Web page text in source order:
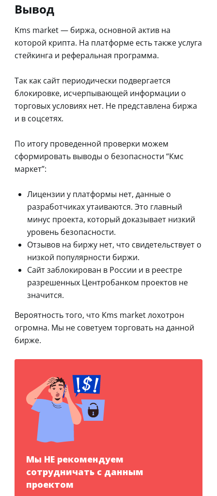
Вывод
Kms market — биржа, основной актив на
которой крипта. На платформе есть также услуга
стейкинга и реферальная программа.
Так как сайт периодически подвергается
блокировке, исчерпывающей информации о
торговых условиях нет. Не представлена биржа
и в соцсетях.
По итогу проведенной проверки можем
сформировать выводы о безопасности “Кмс
маркет”:
Лицензии у платформы нет, данные о
разработчиках утаиваются. Это главный
минус проекта, который доказывает низкий
уровень безопасности.
Отзывов на биржу нет, что свидетельствует о
низкой популярности биржи.
Сайт заблокирован в России и в реестре
разрешенных Центробанком проектов не
значится.
Вероятность того, что Kms market лохотрон
огромна. Мы не советуем торговать на данной
бирже.
Мы НЕ рекомендуем
сотрудничать с данным
проектом